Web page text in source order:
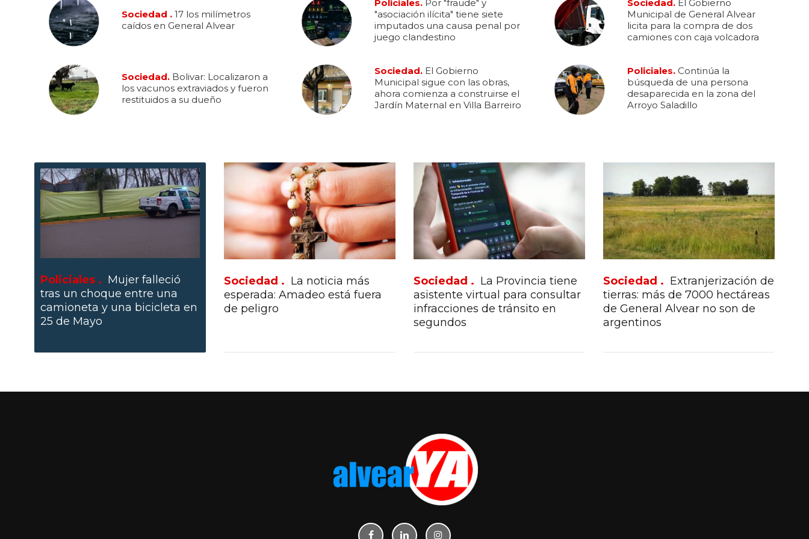
Sociedad . 17 los milímetros
caídos en General Alvear
Policiales. Por "fraude" y
"asociación ilícita" tiene siete
imputados una causa penal por
juego clandestino
Sociedad. El Gobierno
Municipal de General Alvear
licita para la compra de dos
camiones con caja volcadora
Sociedad. Bolivar: Localizaron a
los vacunos extraviados y fueron
restituidos a su dueño
Sociedad. El Gobierno
Municipal sigue con las obras,
ahora comienza a construirse el
Jardín Maternal en Villa Barreiro
Policiales. Continúa la
búsqueda de una persona
desaparecida en la zona del
Arroyo Saladillo
Policiales . Mujer falleció
tras un choque entre una
camioneta y una bicicleta en
25 de Mayo
Sociedad . La noticia más
esperada: Amadeo está fuera
de peligro
Sociedad . La Provincia tiene
asistente virtual para consultar
infracciones de tránsito en
segundos
Sociedad . Extranjerización de
tierras: más de 7000 hectáreas
de General Alvear no son de
argentinos